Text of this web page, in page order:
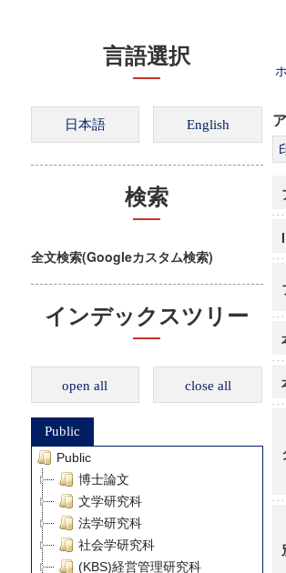
言語選択
検索
全文検索(Googleカスタム検索)
インデックスツリー
open all close all
Public
Public
博士論文
文学研究科
法学研究科
社会学研究科
(KBS)経営管理研究科